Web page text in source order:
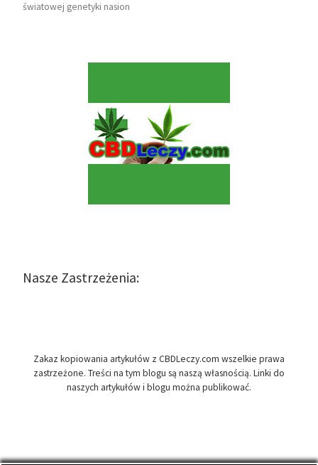
światowej genetyki nasion
Nasze Zastrzeżenia:
Zakaz kopiowania artykułów z CBDLeczy.com wszelkie prawa
zastrzeżone. Treści na tym blogu są naszą własnością. Linki do
naszych artykułów i blogu można publikować.